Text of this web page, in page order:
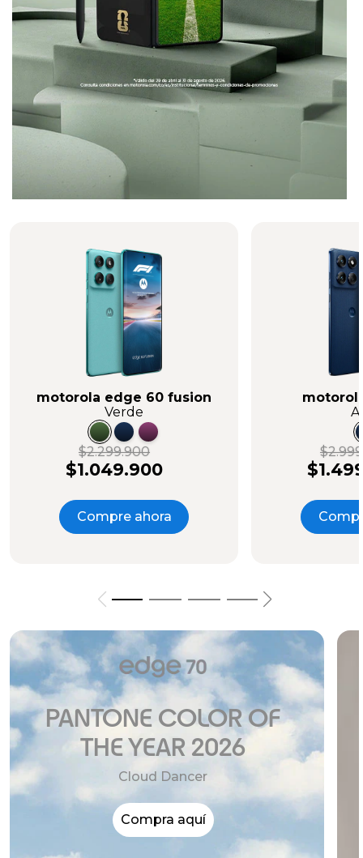
motorola edge 60 fusion
Verde
$2.299.900
$1.049.900
Compre ahora
PANTONE COLOR OF
THE YEAR 2026
Cloud Dancer
Compra aquí